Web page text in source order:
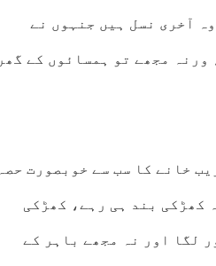
آخری نسل ہیں جنہوں نے
مجھے تو ہمسائوں کے گھر
خانے کا سب سے خوبصورت حصہ
کھڑکی بند ہی رہے، کھڑکی
لگا اور نہ مجھے باہر کے